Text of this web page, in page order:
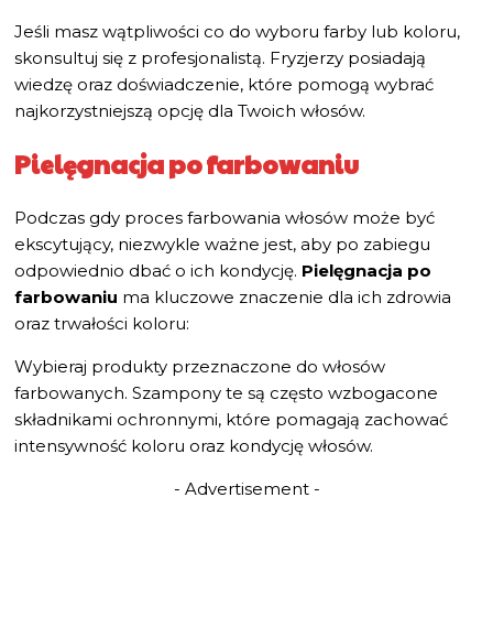
Jeśli masz wątpliwości co do wyboru farby lub koloru,
skonsultuj się z profesjonalistą. Fryzjerzy posiadają
wiedzę oraz doświadczenie, które pomogą wybrać
najkorzystniejszą opcję dla Twoich włosów.
Pielęgnacja po farbowaniu
Podczas gdy proces farbowania włosów może być
ekscytujący, niezwykle ważne jest, aby po zabiegu
odpowiednio dbać o ich kondycję. Pielęgnacja po
farbowaniu ma kluczowe znaczenie dla ich zdrowia
oraz trwałości koloru:
Wybieraj produkty przeznaczone do włosów
farbowanych. Szampony te są często wzbogacone
składnikami ochronnymi, które pomagają zachować
intensywność koloru oraz kondycję włosów.
- Advertisement -